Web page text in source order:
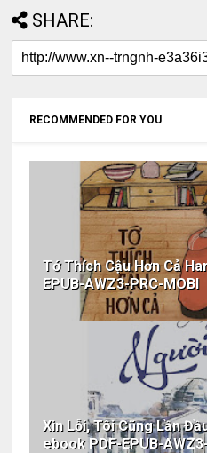
SHARE:
RECOMMENDED FOR YOU
Tớ Thích Cậu Hơn Cả
EPUB-AWZ3-PRC-MOBI
Xin Lỗi, Tôi Cũng Lần
ebook PDF-EPUB-